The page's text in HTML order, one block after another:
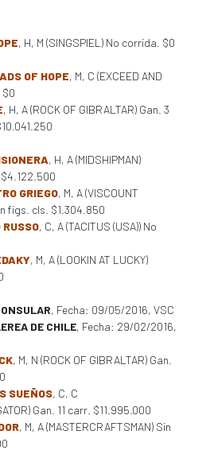
, H, M (SINGSPIEL) No corrida. $0
OF HOPE, M, C (EXCEED AND
$0
, H, A (ROCK OF GIBRALTAR) Gan. 3
, H, A (MIDSHIPMAN)
GRIEGO, M, A (VISCOUNT
figs. cls. $1.304.850
RUSSO, C, A (TACITUS (USA)) No
, M, A (LOOKIN AT LUCKY)
, Fecha: 09/05/2016, VSC
DE CHILE, Fecha: 29/02/2016,
, M, N (ROCK OF GIBRALTAR) Gan.
SUEÑOS, C, C
Gan. 11 carr. $11.995.000
, M, A (MASTERCRAFTSMAN) Sin